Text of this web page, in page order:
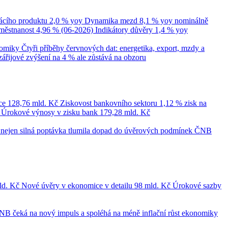
produktu 2,0 % yoy Dynamika mezd 8,1 % yoy nominálně
4,96 % (06-2026) Indikátory důvěry 1,4 % yoy
Čtyři příběhy červnových dat: energetika, export, mzdy a
zvýšení na 4 % ale zůstává na obzoru
128,76 mld. Kč Ziskovost bankovního sektoru 1,12 % zisk na
Úrokové výnosy v zisku bank 179,28 mld. Kč
silná poptávka tlumila dopad do úvěrových podmínek ČNB
Kč Nové úvěry v ekonomice v detailu 98 mld. Kč Úrokové sazby
čeká na nový impuls a spoléhá na méně inflační růst ekonomiky